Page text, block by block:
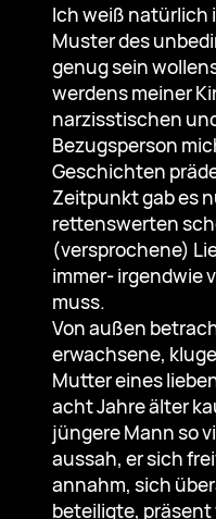
Ich weiß natürlich
Muster des
genug sein
werdens meiner
narzisstischen
Bezugsperson
Geschichten
Zeitpunkt gab es
rettenswerten
(versprochene)
immer- irgendwie
muss.
Von außen
erwachsene,
Mutter eines
acht Jahre älter
jüngere Mann so
aussah, er sich
annahm, sich
beteiligte, präsent